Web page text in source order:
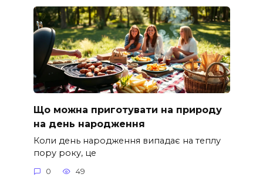
Що можна приготувати на природу
на день народження
Коли день народження випадає на теплу
пору року, це
0 49